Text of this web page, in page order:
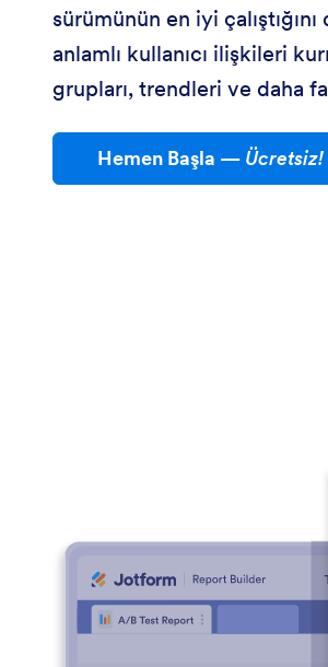
sürümünün en iyi
anlamlı kullanıcı ilişkileri
grupları, trendleri ve daha
Hemen Başla — Ücretsiz!